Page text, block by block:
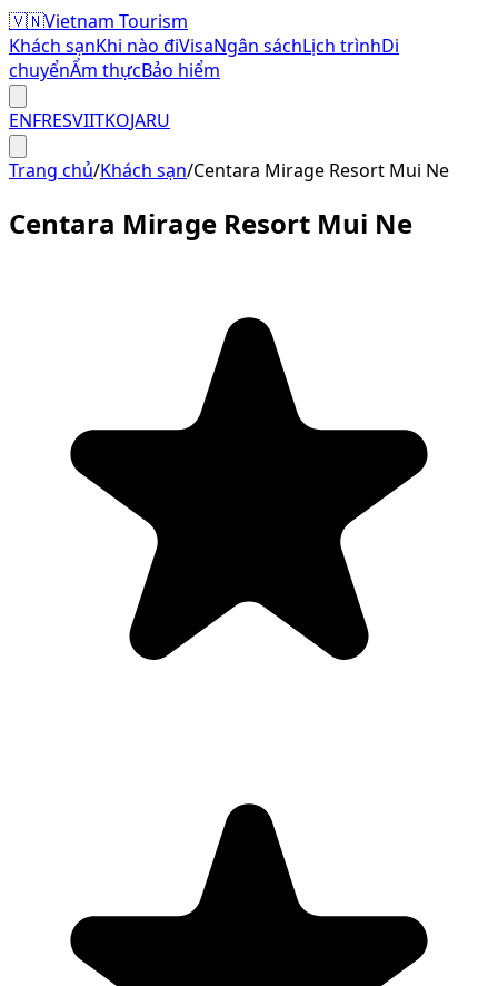
🇻🇳Vietnam Tourism
Khách sạnKhi nào điVisaNgân sáchLịch trìnhDi
chuyểnẨm thựcBảo hiểm
ENFRESVIITKOJARU
Trang chủ/Khách sạn/Centara Mirage Resort Mui Ne
Centara Mirage Resort Mui Ne